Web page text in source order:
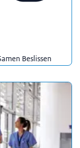
Beslissen